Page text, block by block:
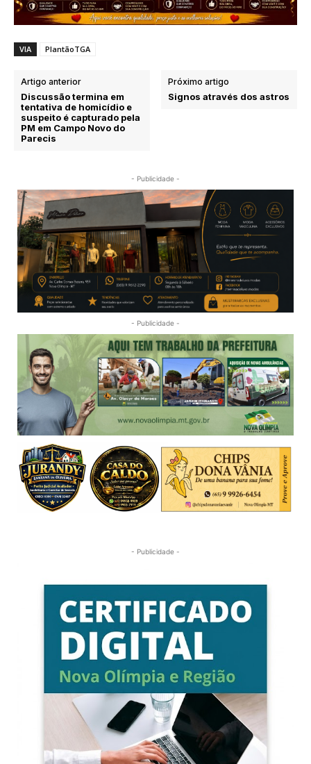
VIA PlantãoTGA
Artigo anterior
Discussão termina em
tentativa de homicídio e
suspeito é capturado pela
PM em Campo Novo do
Parecis
Próximo artigo
Signos através dos astros
- Publicidade -
- Publicidade -
- Publicidade -